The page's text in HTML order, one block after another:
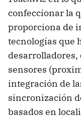
confeccionar la
proporciona de
tecnologías que
desarrolladores,
sensores
integración de
sincronización
basados en